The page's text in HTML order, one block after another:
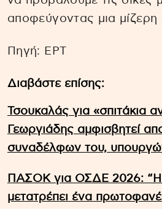
αποφεύγοντας μια
Πηγή: EΡΤ
Διαβάστε επίσης:
Τσουκαλάς για «σπιτάκια
Γεωργιάδης αμφισβητεί
συναδέλφων του,
ΠΑΣΟΚ για ΟΣΔΕ 2026: “Η
μετατρέπει ένα